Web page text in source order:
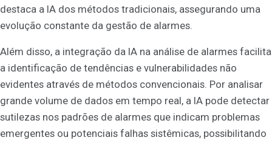
destaca a IA dos métodos tradicionais, assegurando uma
evolução constante da gestão de alarmes.
Além disso, a integração da IA na análise de alarmes facilita
a identificação de tendências e vulnerabilidades não
evidentes através de métodos convencionais. Por analisar
grande volume de dados em tempo real, a IA pode detectar
sutilezas nos padrões de alarmes que indicam problemas
emergentes ou potenciais falhas sistêmicas, possibilitando